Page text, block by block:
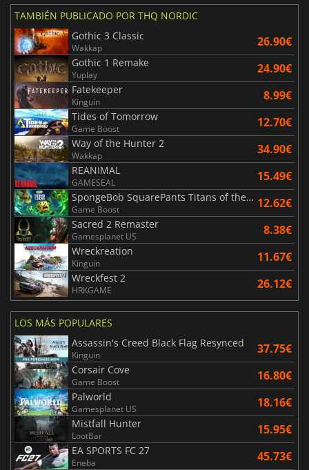
TAMBIÉN PUBLICADO POR THQ NORDIC
Gothic 3 Classic
Wakkap 26.90€
Gothic 1 Remake
Yuplay 24.90€
Fatekeeper
Kinguin 8.99€
Tides of Tomorrow
Game Boost 12.70€
Way of the Hunter 2
Wakkap 34.90€
REANIMAL
GAMESEAL 15.49€
SpongeBob SquarePants Titans of the Tide
Game Boost 12.62€
Sacred 2 Remaster
Gamesplanet US 8.38€
Wreckreation
Kinguin 11.67€
Wreckfest 2
HRKGAME 26.12€
LOS MÁS POPULARES
Assassin's Creed Black Flag Resynced
Kinguin 37.75€
Corsair Cove
Game Boost 16.80€
Palworld
Gamesplanet US 18.16€
Mistfall Hunter
LootBar 15.95€
EA SPORTS FC 27
Eneba 45.73€